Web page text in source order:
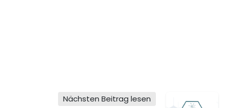
Nächsten Beitrag lesen